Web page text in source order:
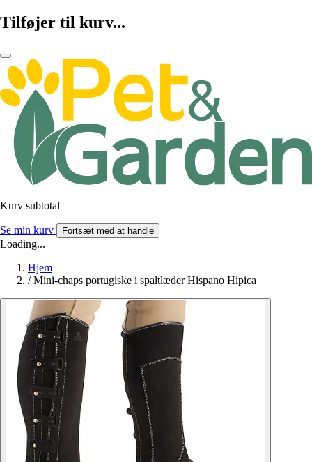
Tilføjer til kurv...
Kurv subtotal
Se min kurv Fortsæt med at handle
Loading...
Hjem
/ Mini-chaps portugiske i spaltlæder Hispano Hipica